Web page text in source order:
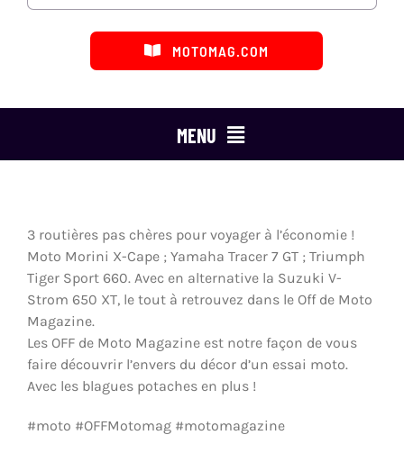
MOTOMAG.COM
MENU
MARQUES
CATÉGORIES
LES ÉMISSIONS
DÉFENSE DU MOTARD
3 routières pas chères pour voyager à l’économie !
Moto Morini X-Cape ; Yamaha Tracer 7 GT ; Triumph
Tiger Sport 660. Avec en alternative la Suzuki V-
Strom 650 XT, le tout à retrouvez dans le Off de Moto
Magazine.
Les OFF de Moto Magazine est notre façon de vous
faire découvrir l’envers du décor d’un essai moto.
Avec les blagues potaches en plus !
#moto #OFFMotomag #motomagazine